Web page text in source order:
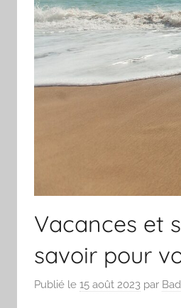
Vacances et
savoir pour
Publié le 15 août 2023 par